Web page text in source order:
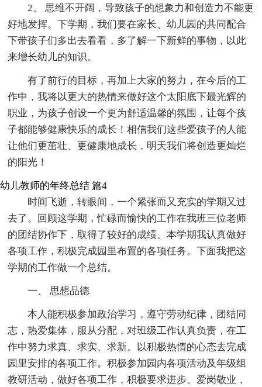
2、 思维不开阔，导致孩子的想象力和创造力不能更
好地发挥。下学期，我们要在家长、幼儿园的共同配合
下带孩子们多出去看看，多了解一下新鲜的事物，以此
来增长幼儿的知识。
有了前行的目标，再加上大家的努力，在今后的工
作中，我将以更大的热情来做好这个太阳底下最光辉的
职业，为孩子创设一个更为舒适温馨的氛围，让每个孩
子都能够健康快乐的成长！相信我们这些爱孩子的人能
让他们更茁壮、更健康地成长，明天我们将创造更灿烂
的阳光！
幼儿教师的年终总结 篇4
时间飞逝，转眼间，一个紧张而又充实的学期又过
去了。回顾这学期，忙碌而愉快的工作在我班三位老师
的团结协作下，取得了较好的成绩。本学期我认真做好
各项工作，积极完成园里布置的各项任务。下面我把这
学期的工作做一个总结。
一、 思想品德
本人能积极参加政治学习，遵守劳动纪律，团结同
志，热爱集体，服从分配，对班级工作认真负责，在工
作中努力求真、求实、求新。以积极热情的心态去完成
园里安排的各项工作。积极参加园内各项活动及年级组
教研活动，做好各项工作，积极要求进步。爱岗敬业，